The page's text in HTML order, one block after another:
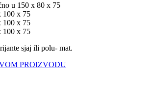
u 150 x 80 x 75
100 x 75
100 x 75
100 x 75
sjaj ili polu- mat.
PROIZVODU